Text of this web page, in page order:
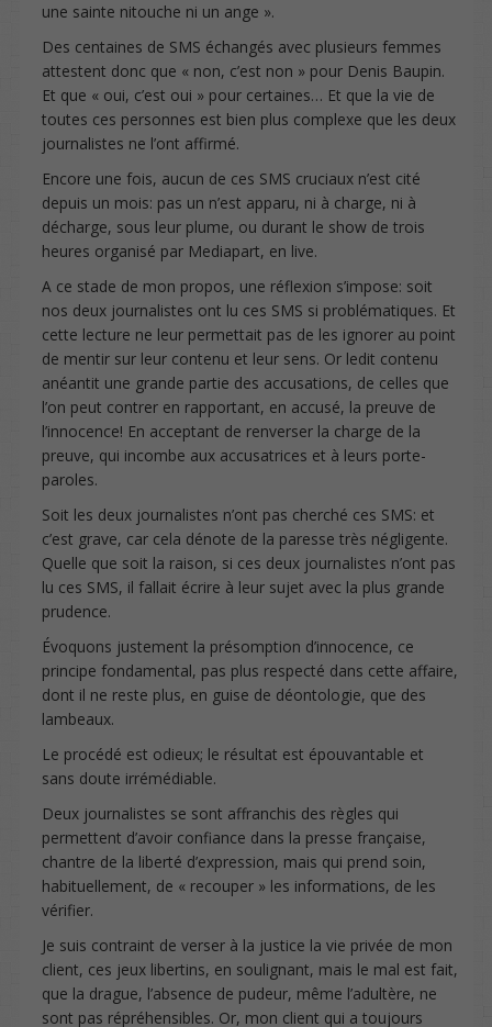
une sainte nitouche ni un ange ».
Des centaines de SMS échangés avec plusieurs femmes
attestent donc que « non, c’est non » pour Denis Baupin.
Et que « oui, c’est oui » pour certaines… Et que la vie de
toutes ces personnes est bien plus complexe que les deux
journalistes ne l’ont affirmé.
Encore une fois, aucun de ces SMS cruciaux n’est cité
depuis un mois: pas un n’est apparu, ni à charge, ni à
décharge, sous leur plume, ou durant le show de trois
heures organisé par Mediapart, en live.
A ce stade de mon propos, une réflexion s’impose: soit
nos deux journalistes ont lu ces SMS si problématiques. Et
cette lecture ne leur permettait pas de les ignorer au point
de mentir sur leur contenu et leur sens. Or ledit contenu
anéantit une grande partie des accusations, de celles que
l’on peut contrer en rapportant, en accusé, la preuve de
l’innocence! En acceptant de renverser la charge de la
preuve, qui incombe aux accusatrices et à leurs porte-
paroles.
Soit les deux journalistes n’ont pas cherché ces SMS: et
c’est grave, car cela dénote de la paresse très négligente.
Quelle que soit la raison, si ces deux journalistes n’ont pas
lu ces SMS, il fallait écrire à leur sujet avec la plus grande
prudence.
Évoquons justement la présomption d’innocence, ce
principe fondamental, pas plus respecté dans cette affaire,
dont il ne reste plus, en guise de déontologie, que des
lambeaux.
Le procédé est odieux; le résultat est épouvantable et
sans doute irrémédiable.
Deux journalistes se sont affranchis des règles qui
permettent d’avoir confiance dans la presse française,
chantre de la liberté d’expression, mais qui prend soin,
habituellement, de « recouper » les informations, de les
vérifier.
Je suis contraint de verser à la justice la vie privée de mon
client, ces jeux libertins, en soulignant, mais le mal est fait,
que la drague, l’absence de pudeur, même l’adultère, ne
sont pas répréhensibles. Or, mon client qui a toujours